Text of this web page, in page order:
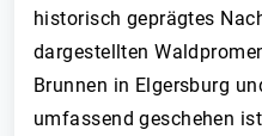
historisch geprägtes
dargestellten
Brunnen in Elgersburg
umfassend geschehen